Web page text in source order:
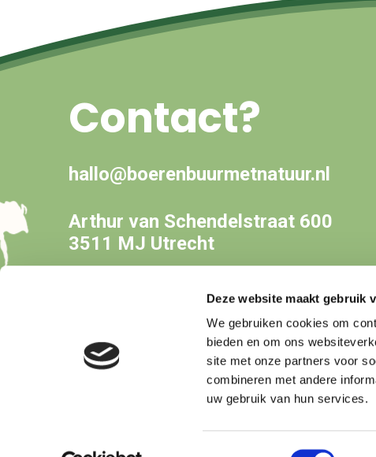
Deze website maakt gebruik
We gebruiken cookies om
bieden en om ons
site met onze partners voor
combineren met andere
uw gebruik van hun services.
Toestemmingsselectie
Contact?
hallo@boerenbuurmetnatuur.nl
Arthur van Schendelstraat 600
3511 MJ Utrecht